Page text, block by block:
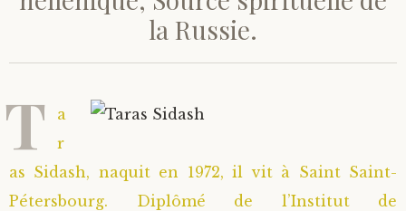
Saint Hilarion (Troïtski)
Saint Nikon d’Optina
Métropolite Zénobe (Majouga)
Archimandrite Adrien (Kirsanov)
Archimandrite Athénogène (Agapov)
la Russie.
T
a
r
as Sidash, naquit en 1972, il vit à Saint Saint-
Pétersbourg. Diplômé de l’Institut de